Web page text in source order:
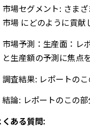
市場セグメント: さま
市場 にどのように貢献
市場予測：生産面：レ
と生産額の予測に焦点
調査結果: レポートの
結論: レポートのこの
くある質問: